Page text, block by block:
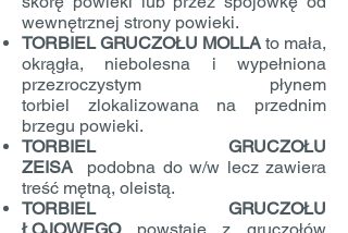
wewnętrznej strony powieki.
TORBIEL GRUCZOŁU MOLLA to mała,
okrągła, niebolesna i wypełniona
przezroczystym płynem
torbiel zlokalizowana na przednim
brzegu powieki.
TORBIEL GRUCZOŁU
ZEISA
podobna do w/w lecz zawiera
treść mętną, oleistą.
TORBIEL GRUCZOŁU